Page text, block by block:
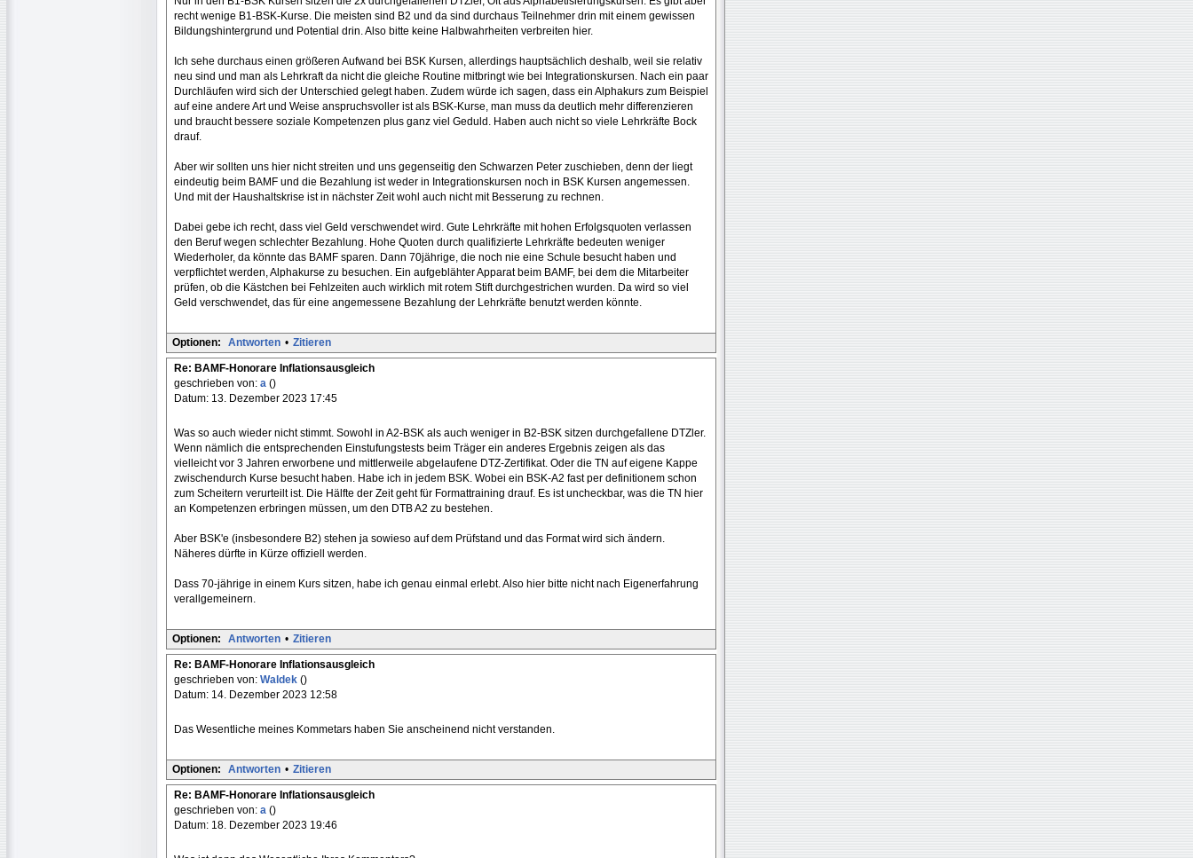
recht wenige B1-BSK-Kurse. Die meisten sind B2 und da sind durchaus Teilnehmer drin mit einem gewissen
Bildungshintergrund und Potential drin. Also bitte keine Halbwahrheiten verbreiten hier.
Ich sehe durchaus einen größeren Aufwand bei BSK Kursen, allerdings hauptsächlich deshalb, weil sie relativ
neu sind und man als Lehrkraft da nicht die gleiche Routine mitbringt wie bei Integrationskursen. Nach ein paar
Durchläufen wird sich der Unterschied gelegt haben. Zudem würde ich sagen, dass ein Alphakurs zum Beispiel
auf eine andere Art und Weise anspruchsvoller ist als BSK-Kurse, man muss da deutlich mehr differenzieren
und braucht bessere soziale Kompetenzen plus ganz viel Geduld. Haben auch nicht so viele Lehrkräfte Bock
drauf.
Aber wir sollten uns hier nicht streiten und uns gegenseitig den Schwarzen Peter zuschieben, denn der liegt
eindeutig beim BAMF und die Bezahlung ist weder in Integrationskursen noch in BSK Kursen angemessen.
Und mit der Haushaltskrise ist in nächster Zeit wohl auch nicht mit Besserung zu rechnen.
Dabei gebe ich recht, dass viel Geld verschwendet wird. Gute Lehrkräfte mit hohen Erfolgsquoten verlassen
den Beruf wegen schlechter Bezahlung. Hohe Quoten durch qualifizierte Lehrkräfte bedeuten weniger
Wiederholer, da könnte das BAMF sparen. Dann 70jährige, die noch nie eine Schule besucht haben und
verpflichtet werden, Alphakurse zu besuchen. Ein aufgeblähter Apparat beim BAMF, bei dem die Mitarbeiter
prüfen, ob die Kästchen bei Fehlzeiten auch wirklich mit rotem Stift durchgestrichen wurden. Da wird so viel
Geld verschwendet, das für eine angemessene Bezahlung der Lehrkräfte benutzt werden könnte.
Optionen: Antworten • Zitieren
Re: BAMF-Honorare Inflationsausgleich
geschrieben von: a ()
Datum: 13. Dezember 2023 17:45
Was so auch wieder nicht stimmt. Sowohl in A2-BSK als auch weniger in B2-BSK sitzen durchgefallene DTZler.
Wenn nämlich die entsprechenden Einstufungstests beim Träger ein anderes Ergebnis zeigen als das
vielleicht vor 3 Jahren erworbene und mittlerweile abgelaufene DTZ-Zertifikat. Oder die TN auf eigene Kappe
zwischendurch Kurse besucht haben. Habe ich in jedem BSK. Wobei ein BSK-A2 fast per definitionem schon
zum Scheitern verurteilt ist. Die Hälfte der Zeit geht für Formattraining drauf. Es ist uncheckbar, was die TN hier
an Kompetenzen erbringen müssen, um den DTB A2 zu bestehen.
Aber BSK'e (insbesondere B2) stehen ja sowieso auf dem Prüfstand und das Format wird sich ändern.
Näheres dürfte in Kürze offiziell werden.
Dass 70-jährige in einem Kurs sitzen, habe ich genau einmal erlebt. Also hier bitte nicht nach Eigenerfahrung
verallgemeinern.
Optionen: Antworten • Zitieren
Re: BAMF-Honorare Inflationsausgleich
geschrieben von: Waldek ()
Datum: 14. Dezember 2023 12:58
Das Wesentliche meines Kommetars haben Sie anscheinend nicht verstanden.
Optionen: Antworten • Zitieren
Re: BAMF-Honorare Inflationsausgleich
geschrieben von: a ()
Datum: 18. Dezember 2023 19:46